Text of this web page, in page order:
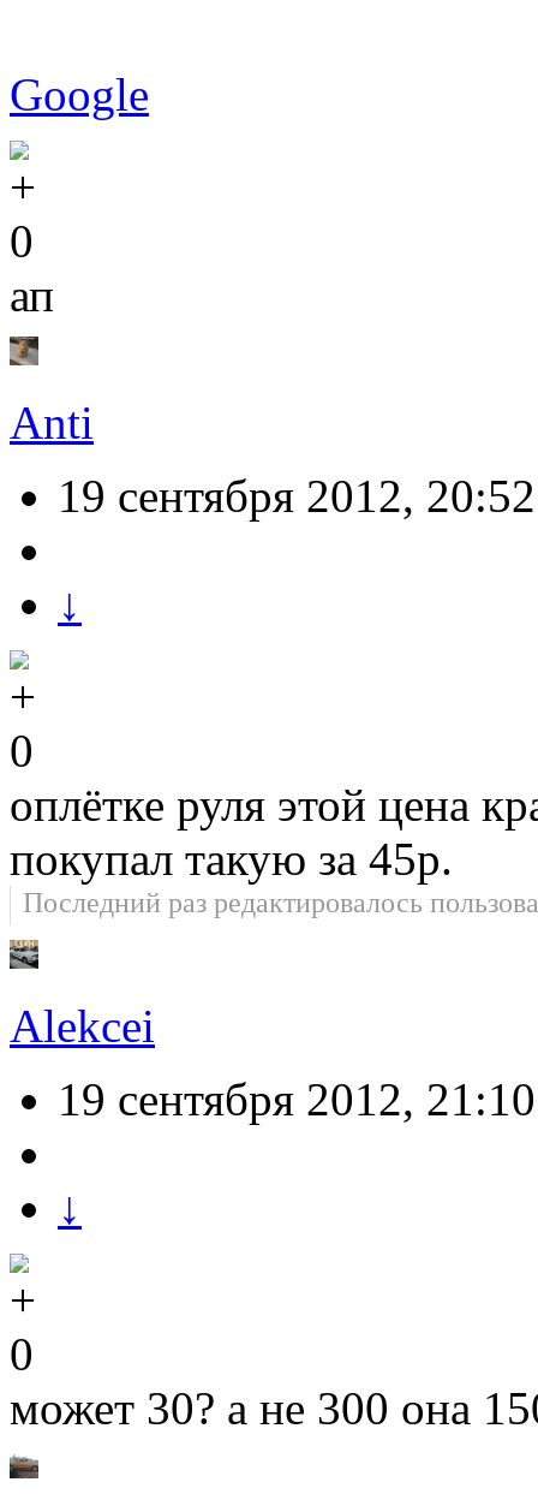
Google
0
ап
Anti
19 сентября 2012, 20:52
↓
0
оплётке руля этой цена
покупал такую за 45р.
Последний раз редактировалось
Alekcei
19 сентября 2012, 21:10
↓
0
может 30? а не 300 она